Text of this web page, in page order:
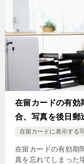
在留カードの有効
合、写真を後日郵
在留カードに表示する
在留カードの有効期
真を忘れてしまった